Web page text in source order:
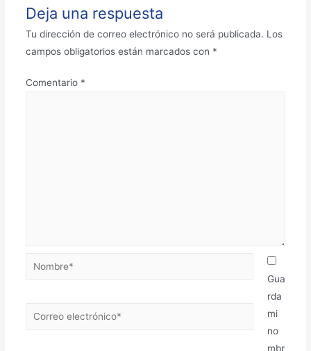
Deja una respuesta
Tu dirección de correo electrónico no será publicada. Los
campos obligatorios están marcados con *
Comentario *
Gua
rda
mi
no
mbr